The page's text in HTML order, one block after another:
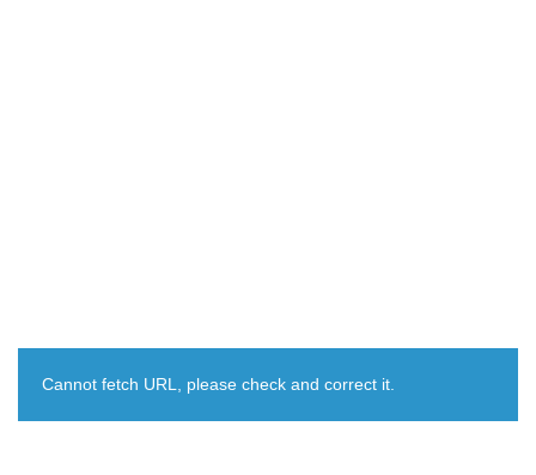
Cannot fetch URL, please check and correct it.